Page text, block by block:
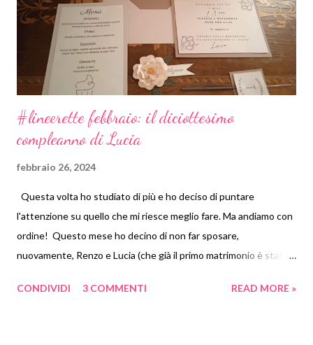
#lineerette febbraio: il diciottesimo
compleanno di Lucia
febbraio 26, 2024
Questa volta ho studiato di più e ho deciso di puntare
l'attenzione su quello che mi riesce meglio fare. Ma andiamo con
ordine! Questo mese ho decino di non far sposare,
nuovamente, Renzo e Lucia (che già il primo matrimonio è stato
festa di compleanno in un ristorante. Ho iniziato dalla fine, dalla
CONDIVIDI 3 COMMENTI READ MORE »